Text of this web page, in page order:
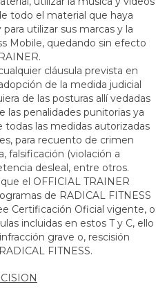
todo el material que haya
utilizar sus marcas y la
Mobile, quedando sin efecto
cláusula prevista en
de la medida judicial
de las posturas allí vedadas
las penalidades punitorias ya
todas las medidas autorizadas
para recuento de crimen
falsificación (violación a
desleal, entre otros.
el OFFICIAL TRAINER
de RADICAL FITNESS
Certificación Oficial vigente, o
incluidas en estos T y C, ello
grave o, rescisión
FITNESS.